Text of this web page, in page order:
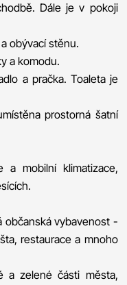
Dále je v pokoji
obývací stěnu.
a komodu.
a pračka. Toaleta je
prostorná šatní
a mobilní klimatizace,
občanská vybavenost -
restaurace a mnoho
a zelené části města,